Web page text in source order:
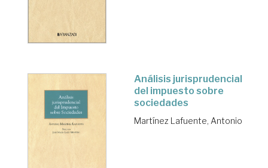
Análisis jurisprudencial
del impuesto sobre
sociedades
Martínez Lafuente, Antonio